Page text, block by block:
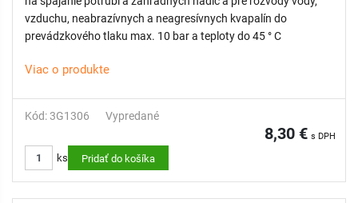
vzduchu, neabrazívnych a neagresívnych kvapalín do
prevádzkového tlaku max. 10 bar a teploty do 45 ° C
Viac o produkte
Kód: 3G1306 Vypredané
8,30 € s DPH
ks Pridať do košíka